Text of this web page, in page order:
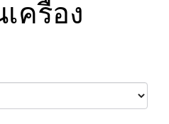
ครื่อง